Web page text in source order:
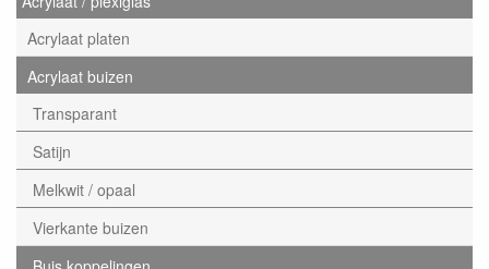
Acrylaat platen
Acrylaat buizen
Transparant
Satijn
Melkwit / opaal
Vierkante buizen